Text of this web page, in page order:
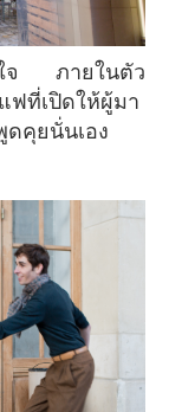
ฟที่เปิดให้ผู้มา
ดคุยนั่นเอง